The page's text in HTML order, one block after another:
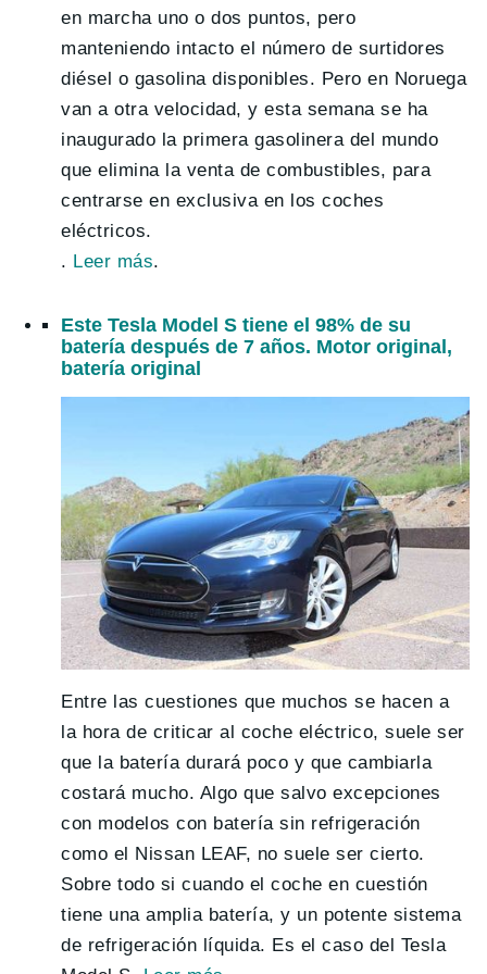
en marcha uno o dos puntos, pero
manteniendo intacto el número de surtidores
diésel o gasolina disponibles. Pero en Noruega
van a otra velocidad, y esta semana se ha
inaugurado la primera gasolinera del mundo
que elimina la venta de combustibles, para
centrarse en exclusiva en los coches
eléctricos.
. Leer más.
Este Tesla Model S tiene el 98% de su
batería después de 7 años. Motor original,
batería original
Entre las cuestiones que muchos se hacen a
la hora de criticar al coche eléctrico, suele ser
que la batería durará poco y que cambiarla
costará mucho. Algo que salvo excepciones
con modelos con batería sin refrigeración
como el Nissan LEAF, no suele ser cierto.
Sobre todo si cuando el coche en cuestión
tiene una amplia batería, y un potente sistema
de refrigeración líquida. Es el caso del Tesla